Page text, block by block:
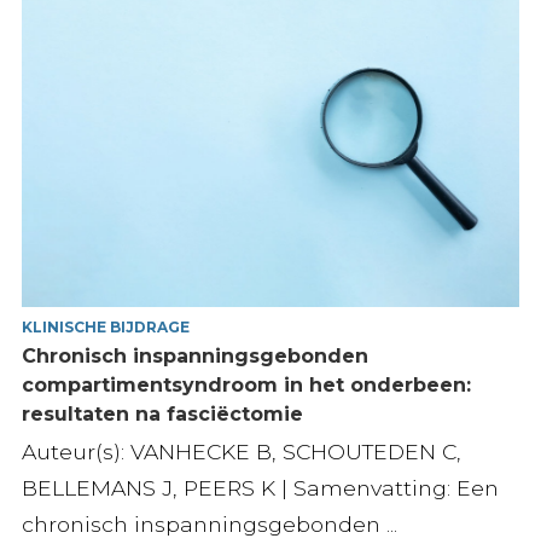
KLINISCHE BIJDRAGE
Chronisch inspanningsgebonden
compartimentsyndroom in het onderbeen:
resultaten na fasciëctomie
Auteur(s): VANHECKE B, SCHOUTEDEN C,
BELLEMANS J, PEERS K | Samenvatting: Een
chronisch inspanningsgebonden ...